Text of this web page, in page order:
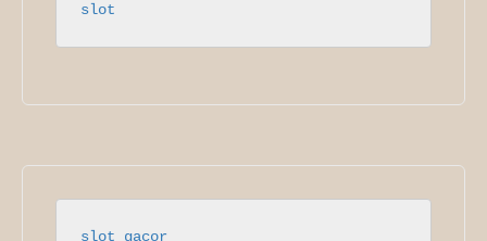
slot
slot gacor